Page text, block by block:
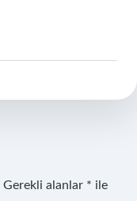
Gerekli alanlar * ile